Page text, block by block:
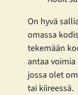
On hyvä
omassa
tekemään
antaa
jossa olet
tai kiireessä.